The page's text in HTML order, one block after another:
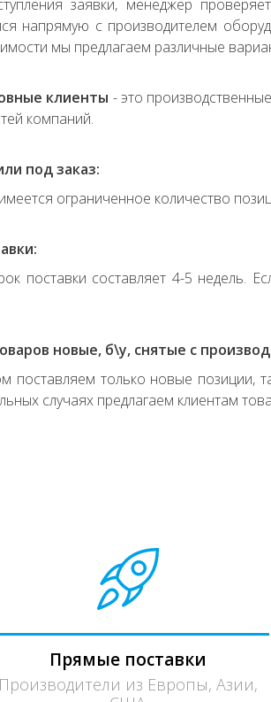
заявки, менеджер
напрямую с производителем
мы предлагаем различные
клиенты - это
компаний.
под заказ:
ограниченное количество
поставки составляет 4-5 недель.
новые, б\у, снятые с
поставляем только новые позиции,
случаях предлагаем клиентам
Прямые поставки
Производители из Европы, Азии,